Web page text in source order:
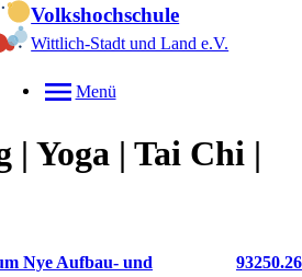
Volkshochschule
Wittlich-Stadt und Land e.V.
Menü
| Yoga | Tai Chi |
Nye Aufbau- und
93250.26